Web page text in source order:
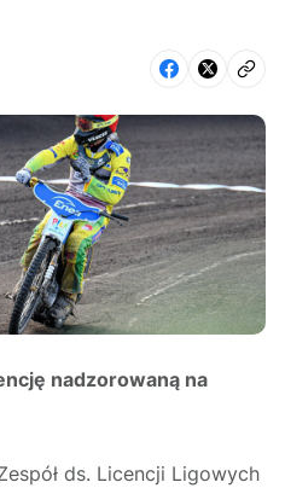
nadzorowaną na
ds. Licencji Ligowych